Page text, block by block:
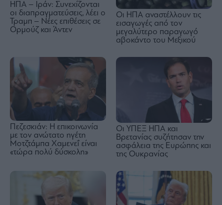
ΗΠΑ – Ιράν: Συνεχίζονται
οι διαπραγματεύσεις, λέει ο
Τραμπ – Νέες επιθέσεις σε
Ορμούζ και Άντεν
Οι ΗΠΑ αναστέλλουν τις
εισαγωγές από τον
μεγαλύτερο παραγωγό
αβοκάντο του Μεξικού
Πεζεσκιάν: Η επικοινωνία
με τον ανώτατο ηγέτη
Μοτζτάμπα Χαμενεΐ είναι
«τώρα πολύ δύσκολη»
Οι ΥΠΕΞ ΗΠΑ και
Βρετανίας συζήτησαν την
ασφάλεια της Ευρώπης και
της Ουκρανίας